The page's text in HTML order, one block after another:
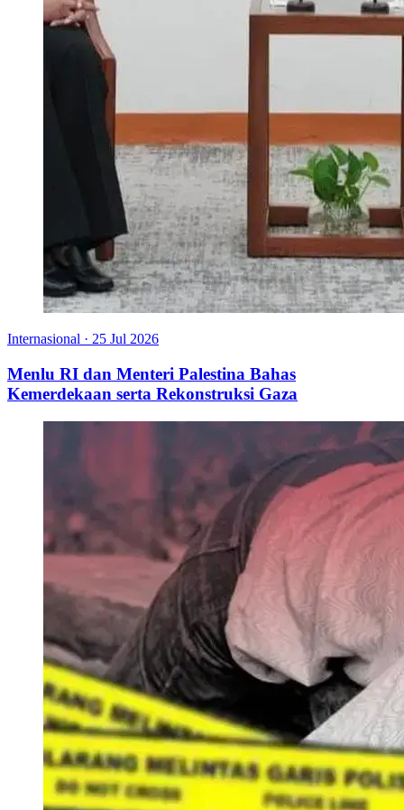
Internasional · 25 Jul 2026
Menlu RI dan Menteri Palestina Bahas
Kemerdekaan serta Rekonstruksi Gaza